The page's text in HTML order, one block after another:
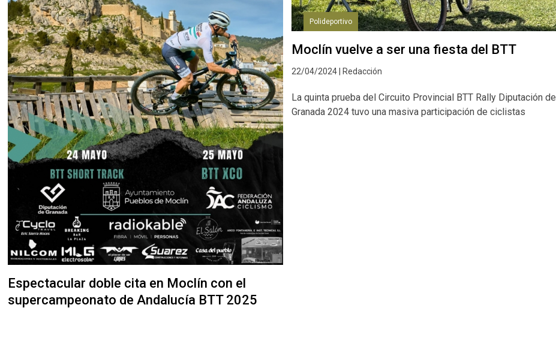
Espectacular doble cita en Moclín con el
supercampeonato de Andalucía BTT 2025
Polideportivo
Moclín vuelve a ser una fiesta del BTT
22/04/2024 | Redacción
La quinta prueba del Circuito Provincial BTT Rally Diputación de
Granada 2024 tuvo una masiva participación de ciclistas